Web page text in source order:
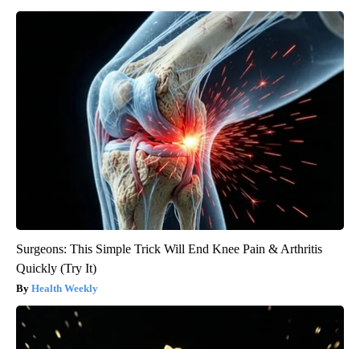
Surgeons: This Simple Trick Will End Knee Pain & Arthritis
Quickly (Try It)
Health Weekly